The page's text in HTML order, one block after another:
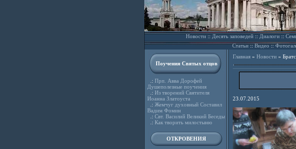
Новости::Десять заповедей::Диалоги::
Статьи::Видео ::
Поучения Святых отцов
.: Прп. Авва Дорофей
Душеполезные поучения
.: Из творений Святителя
Иоанна Златоуста
.: Жемчуг духовный Составил
Вадим Фомин
.: Свт. Василий Великий Беседы
.: Как творить милостыню
ОТКРОВЕНИЯ
Главная» Новости»
23.07.2015